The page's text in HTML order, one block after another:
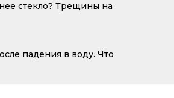
стекло? Трещины на
падения в воду. Что